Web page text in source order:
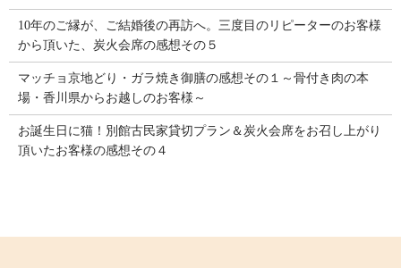
10年のご縁が、ご結婚後の再訪へ。三度目のリピーターのお客様
から頂いた、炭火会席の感想その５
マッチョ京地どり・ガラ焼き御膳の感想その１～骨付き肉の本
場・香川県からお越しのお客様～
お誕生日に猫！別館古民家貸切プラン＆炭火会席をお召し上がり
頂いたお客様の感想その４